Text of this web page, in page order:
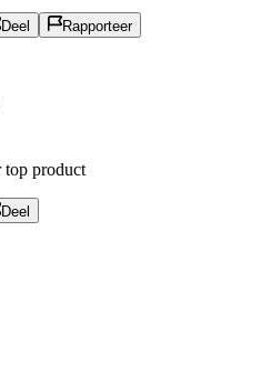
Deel Rapporteer
top product
Deel